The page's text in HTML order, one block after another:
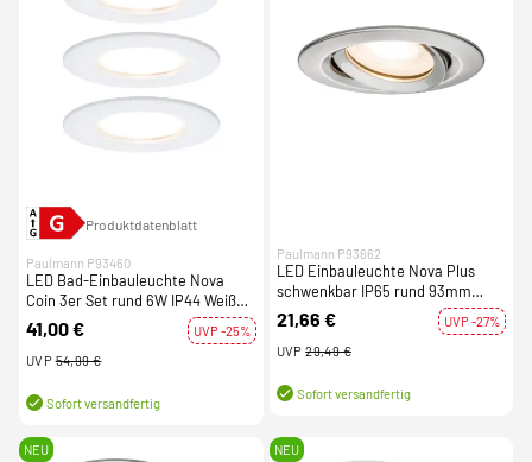
Produktdatenblatt
Paulmann P93460
LED Bad-Einbauleuchte Nova
Coin 3er Set rund 6W IP44 Weiß
(matt) 2700K 230V
41,00 €
UVP -25%
UVP 54,99 €
Sofort versandfertig
Paulmann P93662
LED Einbauleuchte Nova Plus
schwenkbar IP65 rund 93mm
GU5,3 / GU10 dimmbar Eisen
gebürstet
21,66 €
UVP -27%
UVP 29,49 €
Sofort versandfertig
NEU NEU